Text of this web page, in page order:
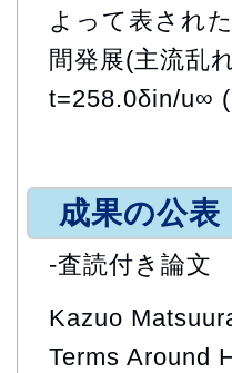
よって表され
間発展(主流乱
t=258.0δin/u∞
成果の公表
-査読付き論文
Kazuo
Terms Around